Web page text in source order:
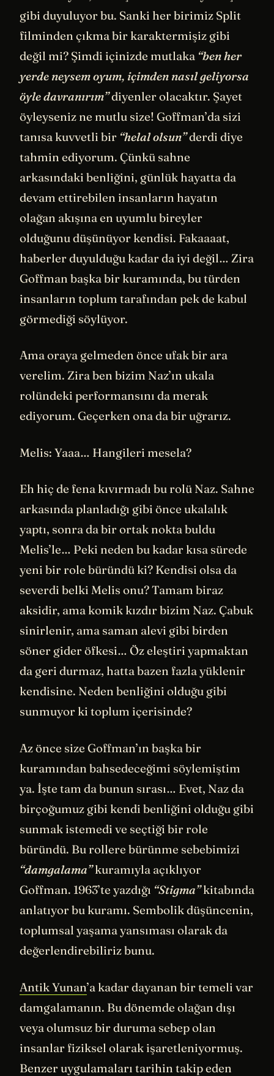
gibi duyuluyor bu. Sanki her birimiz Split
filminden çıkma bir karaktermişiz gibi
değil mi? Şimdi içinizde mutlaka “ben her
yerde neysem oyum, içimden nasıl geliyorsa
öyle davranırım”diyenler olacaktır. Şayet
öyleyseniz ne mutlu size! Goffman’da sizi
tanısa kuvvetli bir “helal olsun”derdi diye
tahmin ediyorum. Çünkü sahne
arkasındaki benliğini, günlük hayatta da
devam ettirebilen insanların hayatın
olağan akışına en uyumlu bireyler
olduğunu düşünüyor kendisi. Fakaaaat,
haberler duyulduğu kadar da iyi değil… Zira
Goffman başka bir kuramında, bu türden
insanların toplum tarafından pek de kabul
görmediği söylüyor.
Ama oraya gelmeden önce ufak bir ara
verelim. Zira ben bizim Naz’ın ukala
rolündeki performansını da merak
ediyorum. Geçerken ona da bir uğrarız.
Melis: Yaaa… Hangileri mesela?
Eh hiç de fena kıvırmadı bu rolü Naz. Sahne
arkasında planladığı gibi önce ukalalık
yaptı, sonra da bir ortak nokta buldu
Melis’le… Peki neden bu kadar kısa sürede
yeni bir role büründü ki? Kendisi olsa da
severdi belki Melis onu? Tamam biraz
aksidir, ama komik kızdır bizim Naz. Çabuk
sinirlenir, ama saman alevi gibi birden
söner gider öfkesi… Öz eleştiri yapmaktan
da geri durmaz, hatta bazen fazla yüklenir
kendisine. Neden benliğini olduğu gibi
sunmuyor ki toplum içerisinde?
Az önce size Goffman’ın başka bir
kuramından bahsedeceğimi söylemiştim
ya. İşte tam da bunun sırası… Evet, Naz da
birçoğumuz gibi kendi benliğini olduğu gibi
sunmak istemedi ve seçtiği bir role
büründü. Bu rollere bürünme sebebimizi
“damgalama”kuramıyla açıklıyor
Goffman. 1963’te yazdığı “Stigma”kitabında
anlatıyor bu kuramı. Sembolik düşüncenin,
toplumsal yaşama yansıması olarak da
değerlendirebiliriz bunu.
Antik Yunan’a kadar dayanan bir temeli var
damgalamanın. Bu dönemde olağan dışı
veya olumsuz bir duruma sebep olan
insanlar fiziksel olarak işaretleniyormuş.
Benzer uygulamaları tarihin takip eden